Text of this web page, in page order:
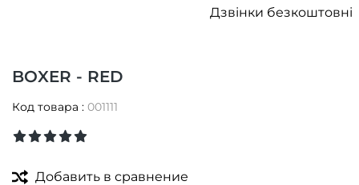
Дзвінки безкоштовні
BOXER - RED
Код товара : 001111
Добавить в сравнение